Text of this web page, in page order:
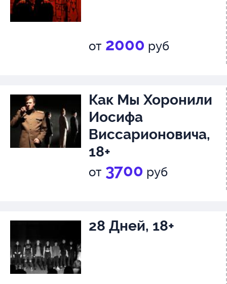
от 2000 руб
Как Мы Хоронили
Иосифа
Виссарионовича,
18+
от 3700 руб
28 Дней, 18+